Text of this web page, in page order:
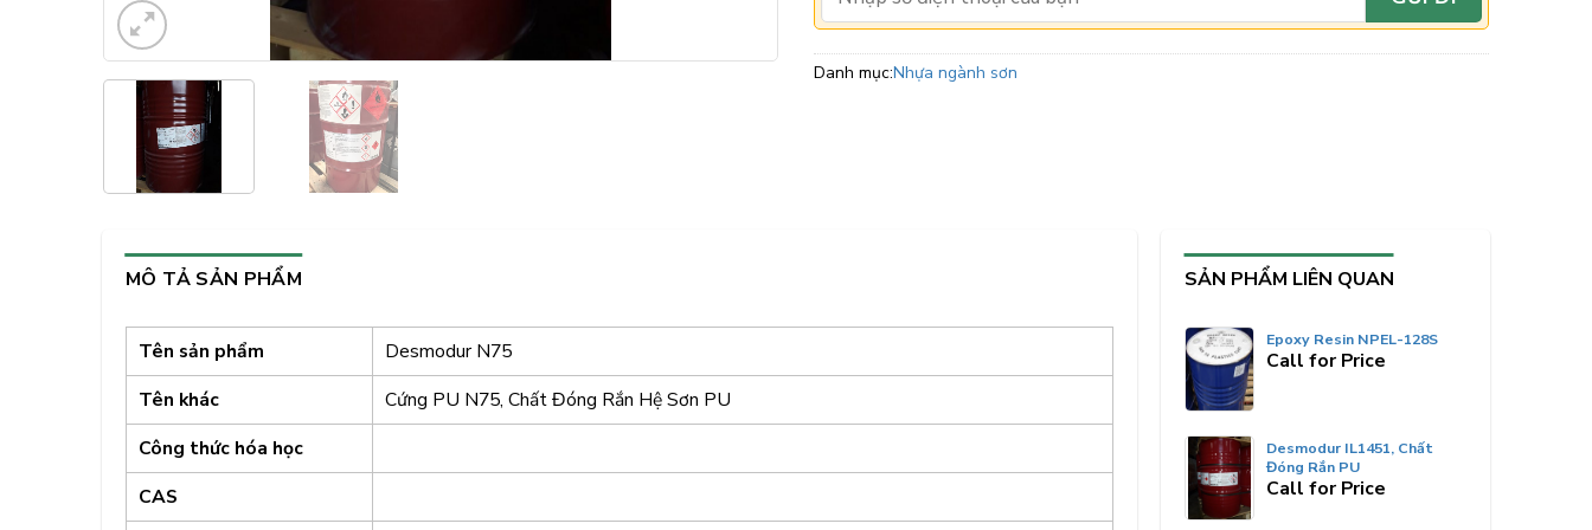
Danh mục:Nhựa ngành sơn
MÔ TẢ SẢN PHẨM
Tên sản phẩm
Desmodur N75
Tên khác
Cứng PU N75, Chất Đóng Rắn Hệ Sơn PU
Công thức hóa học
CAS
SẢN PHẨM LIÊN QUAN
Epoxy Resin NPEL-128S
Call for Price
Desmodur IL1451, Chất
Đóng Rắn PU
Call for Price